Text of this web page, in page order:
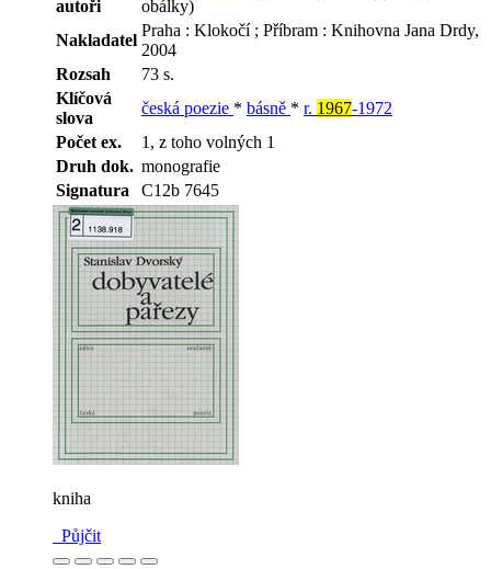
autoři
obálky)
Nakladatel
Praha : Klokočí ; Příbram : Knihovna Jana Drdy,
2004
Rozsah
73 s.
Klíčová
slova
česká poezie * básně * r. 1967-1972
Počet ex.
1, z toho volných 1
Druh dok. monografie
Signatura
C12b 7645
kniha
Půjčit